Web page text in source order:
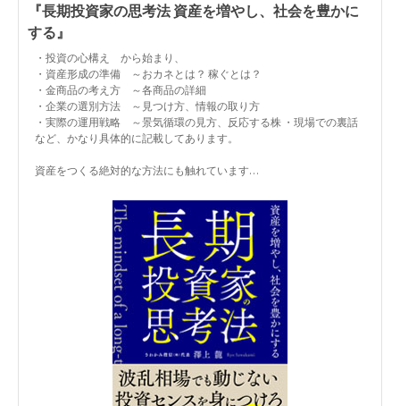
『長期投資家の思考法 資産を増やし、社会を豊かに
する』
・投資の心構え から始まり、
・資産形成の準備 ～おカネとは？ 稼ぐとは？
・金商品の考え方 ～各商品の詳細
・企業の選別方法 ～見つけ方、情報の取り方
・実際の運用戦略 ～景気循環の見方、反応する株 ・現場での裏話
など、かなり具体的に記載してあります。
資産をつくる絶対的な方法にも触れています…